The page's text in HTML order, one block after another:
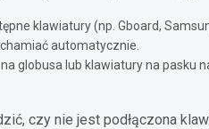
klawiatury (np. Gboard,
automatycznie.
globusa lub klawiatury na pasku
czy nie jest podłączona